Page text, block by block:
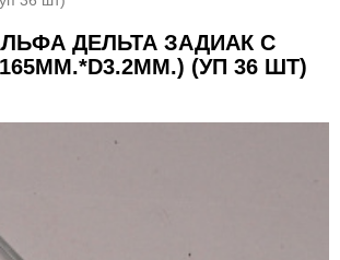
ДЕЛЬТА ЗАДИАК С
(УП 36 ШТ)